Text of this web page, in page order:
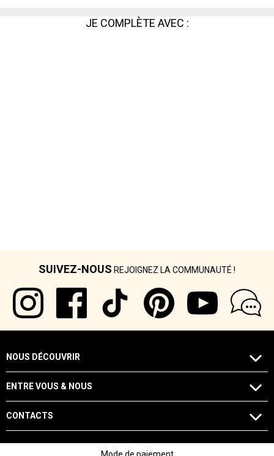
JE COMPLÈTE AVEC :
SUIVEZ-NOUS REJOIGNEZ LA COMMUNAUTÉ !
NOUS DÉCOUVRIR
ENTRE VOUS & NOUS
CONTACTS